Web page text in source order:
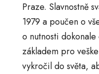
Praze. Slavnostně
1979 a poučen o
o nutnosti
základem pro
vykročil do světa,